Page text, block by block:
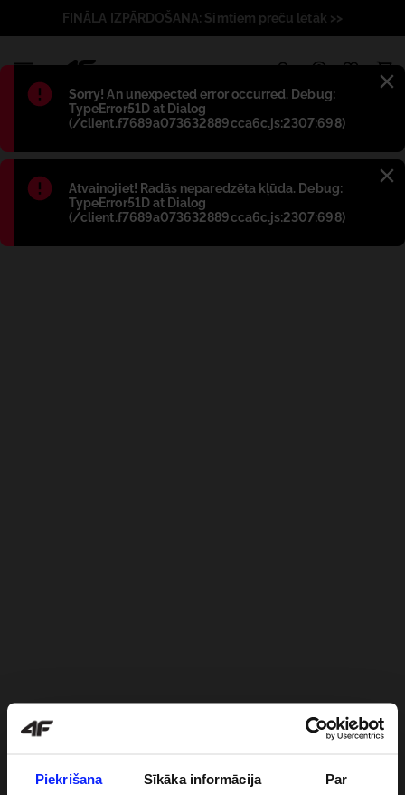
Piekrišana Sīkāka informācija Par
Błąd:
Sorry! An unexpected error occurred. Debug:
TypeError51D at Dialog
(/client.f7689a073632889cca6c.js:2307:698)
Błąd:
Atvainojiet! Radās neparedzēta kļūda. Debug:
TypeError51D at Dialog
(/client.f7689a073632889cca6c.js:2307:698)
FINĀLA IZPĀRDOŠANA: Simtiem preču lētāk >>